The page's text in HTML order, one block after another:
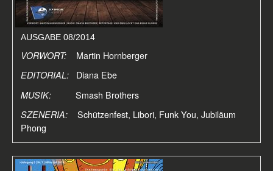
AUSGABE 08/2014
VORWORT:
Martin Hornberger
EDITORIAL: Diana Ebe
MUSIK: Smash Brothers
SZENERIA: Schützenfest, Libori, Funk You, Jubiläum
Phong